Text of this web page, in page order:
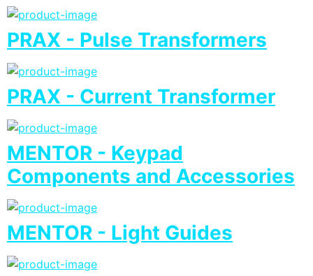
PRAX - Pulse Transformers
PRAX - Current Transformer
MENTOR - Keypad
Components and Accessories
MENTOR - Light Guides